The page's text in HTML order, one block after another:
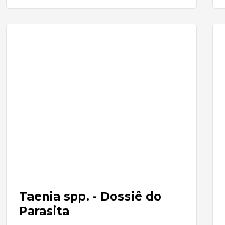
Taenia spp. - Dossiê do
Parasita